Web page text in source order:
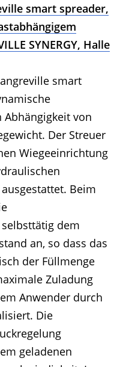
smart spreader,
SYNERGY, Halle
smart
Abhängigkeit von
Der Streuer
Wiegeeinrichtung
Beim
dem
an, so dass das
der Füllmenge
Zuladung
Anwender durch
Die
geladenen